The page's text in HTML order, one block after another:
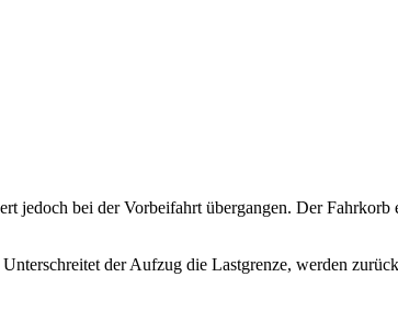
jedoch bei der Vorbeifahrt übergangen. Der Fahrkorb
der Aufzug die Lastgrenze, werden